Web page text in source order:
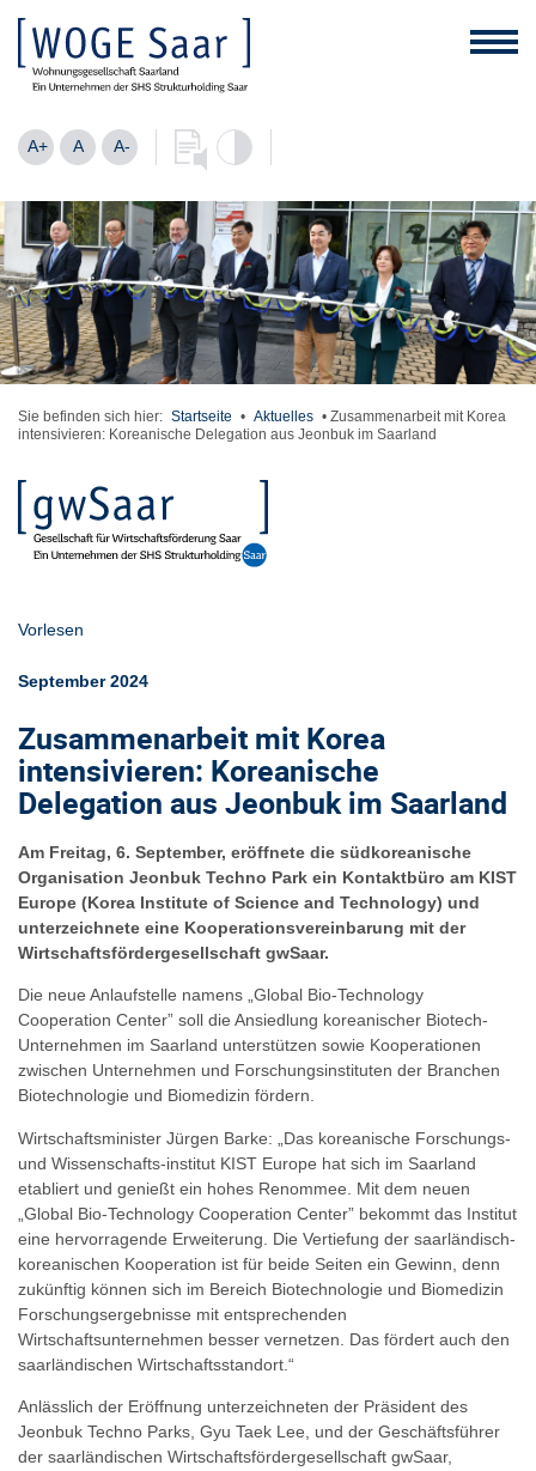
A+ A A-
Sie befinden sich hier: Startseite • Aktuelles • Zusammenarbeit mit Korea
intensivieren: Koreanische Delegation aus Jeonbuk im Saarland
Vorlesen
September 2024
Zusammenarbeit mit Korea
intensivieren: Koreanische
Delegation aus Jeonbuk im Saarland
Am Freitag, 6. September, eröffnete die südkoreanische
Organisation Jeonbuk Techno Park ein Kontaktbüro am KIST
Europe (Korea Institute of Science and Technology) und
unterzeichnete eine Kooperationsvereinbarung mit der
Wirtschaftsfördergesellschaft gwSaar.
Die neue Anlaufstelle namens „Global Bio-Technology
Cooperation Center” soll die Ansiedlung koreanischer Biotech-
Unternehmen im Saarland unterstützen sowie Kooperationen
zwischen Unternehmen und Forschungsinstituten der Branchen
Biotechnologie und Biomedizin fördern.
Wirtschaftsminister Jürgen Barke: „Das koreanische Forschungs-
und Wissenschafts-institut KIST Europe hat sich im Saarland
etabliert und genießt ein hohes Renommee. Mit dem neuen
„Global Bio-Technology Cooperation Center” bekommt das Institut
eine hervorragende Erweiterung. Die Vertiefung der saarländisch-
koreanischen Kooperation ist für beide Seiten ein Gewinn, denn
zukünftig können sich im Bereich Biotechnologie und Biomedizin
Forschungsergebnisse mit entsprechenden
Wirtschaftsunternehmen besser vernetzen. Das fördert auch den
saarländischen Wirtschaftsstandort.“
Anlässlich der Eröffnung unterzeichneten der Präsident des
Jeonbuk Techno Parks, Gyu Taek Lee, und der Geschäftsführer
der saarländischen Wirtschaftsfördergesellschaft gwSaar,